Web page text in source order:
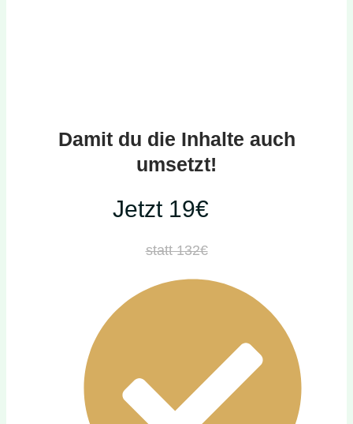
Damit du die Inhalte auch
umsetzt!
Jetzt 19€
statt 132€